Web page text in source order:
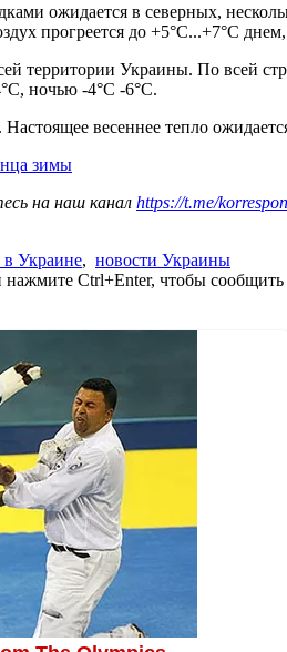
ожидается в северных,
прогреется до +5°C...+7°C
территории Украины. По всей
ночью -4°C -6°C.
. Настоящее весеннее тепло
зимы
на наш канал https://t.me/
в Украине, новости Украины
Ctrl+Enter, чтобы сообщить